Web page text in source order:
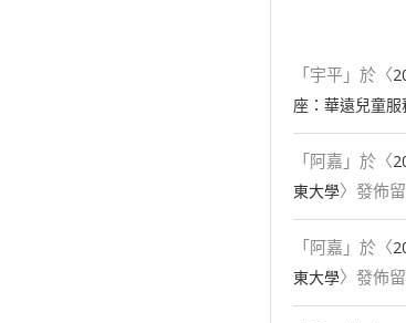
「宇平 」於〈
座：華遠兒童
「阿嘉 」於〈
東大學〉發佈
「阿嘉 」於〈
東大學〉發佈